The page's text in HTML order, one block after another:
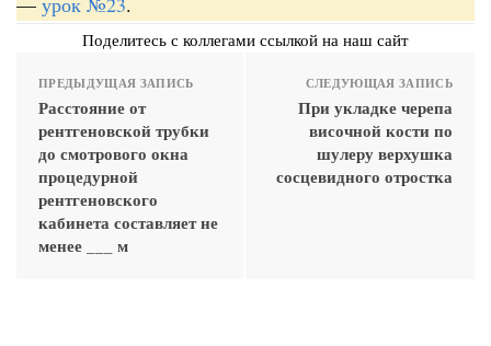
Поделитесь с коллегами ссылкой на наш сайт
ПРЕДЫДУЩАЯ ЗАПИСЬ
Расстояние от
рентгеновской трубки
до смотрового окна
процедурной
рентгеновского
кабинета составляет не
менее ___ м
СЛЕДУЮЩАЯ ЗАПИСЬ
При укладке черепа
височной кости по
шулеру верхушка
сосцевидного отростка